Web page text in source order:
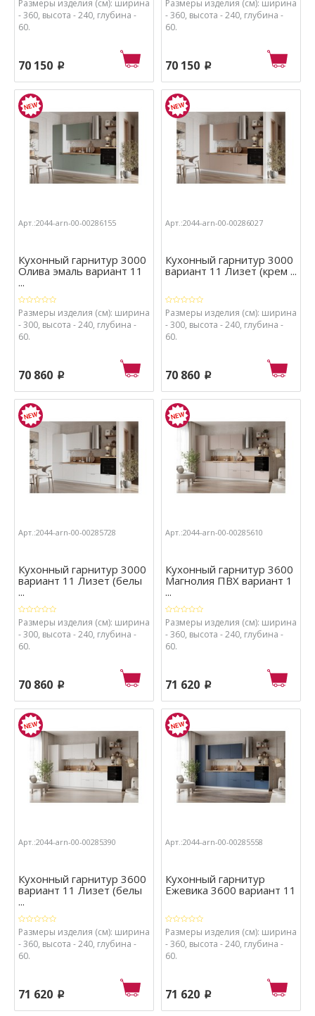
Размеры изделия (см): ширина
- 360, высота - 240, глубина -
60.
70 150 p
Размеры изделия (см): ширина
- 360, высота - 240, глубина -
60.
70 150 p
Арт.:2044-arn-00-00286155
Кухонный гарнитур 3000
Олива эмаль вариант 11
...
Размеры изделия (см): ширина
- 300, высота - 240, глубина -
60.
70 860 p
Арт.:2044-arn-00-00286027
Кухонный гарнитур 3000
вариант 11 Лизет (крем ...
Размеры изделия (см): ширина
- 300, высота - 240, глубина -
60.
70 860 p
Арт.:2044-arn-00-00285728
Кухонный гарнитур 3000
вариант 11 Лизет (белы
...
Размеры изделия (см): ширина
- 300, высота - 240, глубина -
60.
70 860 p
Арт.:2044-arn-00-00285610
Кухонный гарнитур 3600
Магнолия ПВХ вариант 1
...
Размеры изделия (см): ширина
- 360, высота - 240, глубина -
60.
71 620 p
Арт.:2044-arn-00-00285390
Кухонный гарнитур 3600
вариант 11 Лизет (белы
...
Размеры изделия (см): ширина
- 360, высота - 240, глубина -
60.
71 620 p
Арт.:2044-arn-00-00285558
Кухонный гарнитур
Ежевика 3600 вариант 11
Размеры изделия (см): ширина
- 360, высота - 240, глубина -
60.
71 620 p